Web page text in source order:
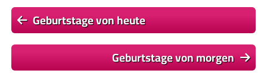
Geburtstage von heute
Geburtstage von morgen